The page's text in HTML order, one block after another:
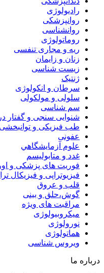
رادیولوژی
روانپزشکی
روانشناسی
روماتولوژی
ریه و مجاری تنفسی
زنان و زایمان
زیست شناسی
ژنتیک
سرطان و انکولوژی
سلولی و مولکولی
سم شناسی
شنوایی سنجی و گفتار
طب فیزیکی و توانبخشی
عفونی
علوم آزمايشگاهي
غدد و متابولیسم
فوریت های پزشکی و
فیزیوتراپی و فیزیکال
قلب و عروق
گوش،حلق و بینی
مراقبت های ویژه
میکروبیولوژی
نورولوژی
هماتولوژی
ویروس شناسی
درباره ما